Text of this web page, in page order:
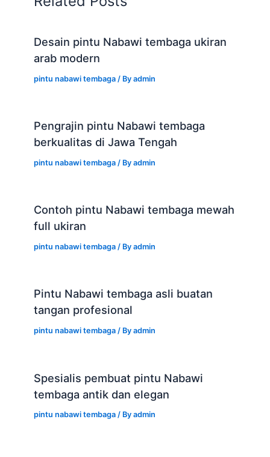
Desain pintu Nabawi tembaga ukiran
arab modern
pintu nabawi tembaga / Byadmin
Pengrajin pintu Nabawi tembaga
berkualitas di Jawa Tengah
pintu nabawi tembaga / Byadmin
Contoh pintu Nabawi tembaga mewah
full ukiran
pintu nabawi tembaga / Byadmin
Pintu Nabawi tembaga asli buatan
tangan profesional
pintu nabawi tembaga / Byadmin
Spesialis pembuat pintu Nabawi
tembaga antik dan elegan
pintu nabawi tembaga / Byadmin